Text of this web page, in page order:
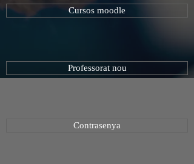
Cursos moodle
Professorat nou
Contrasenya